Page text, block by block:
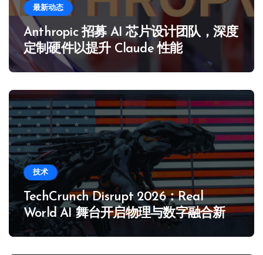
最新动态
Anthropic 招募 AI 芯片设计团队，深度
定制硬件以提升 Claude 性能
技术
TechCrunch Disrupt 2026：Real
World AI 舞台开启物理与数字融合新纪
元